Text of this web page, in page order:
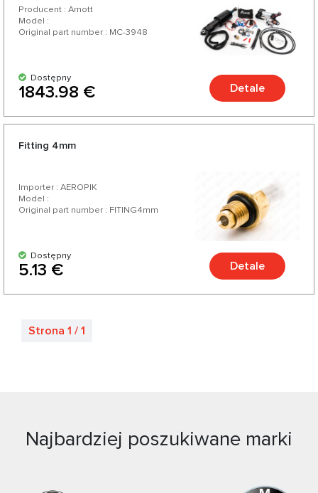
Producent : Arnott
Model :
Original part number : MC-3948
Dostępny
1843.98 € Detale
Fitting 4mm
Importer : AEROPIK
Model :
Original part number : FITING4mm
Dostępny
5.13 € Detale
Strona 1 / 1
Najbardziej poszukiwane marki